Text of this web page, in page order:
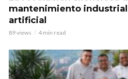
mantenimiento
artificial
89 views 4 min read